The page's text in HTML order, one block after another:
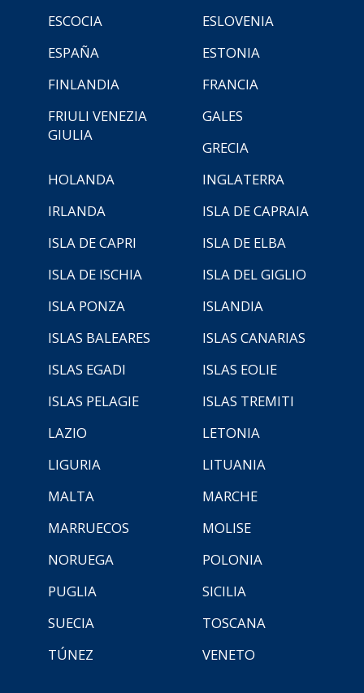
ESCOCIA
ESLOVENIA
ESPAÑA
ESTONIA
FINLANDIA
FRANCIA
FRIULI VENEZIA
GIULIA
GALES
GRECIA
HOLANDA
INGLATERRA
IRLANDA
ISLA DE CAPRAIA
ISLA DE CAPRI
ISLA DE ELBA
ISLA DE ISCHIA
ISLA DEL GIGLIO
ISLA PONZA
ISLANDIA
ISLAS BALEARES
ISLAS CANARIAS
ISLAS EGADI
ISLAS EOLIE
ISLAS PELAGIE
ISLAS TREMITI
LAZIO
LETONIA
LIGURIA
LITUANIA
MALTA
MARCHE
MARRUECOS
MOLISE
NORUEGA
POLONIA
PUGLIA
SICILIA
SUECIA
TOSCANA
TÚNEZ
VENETO